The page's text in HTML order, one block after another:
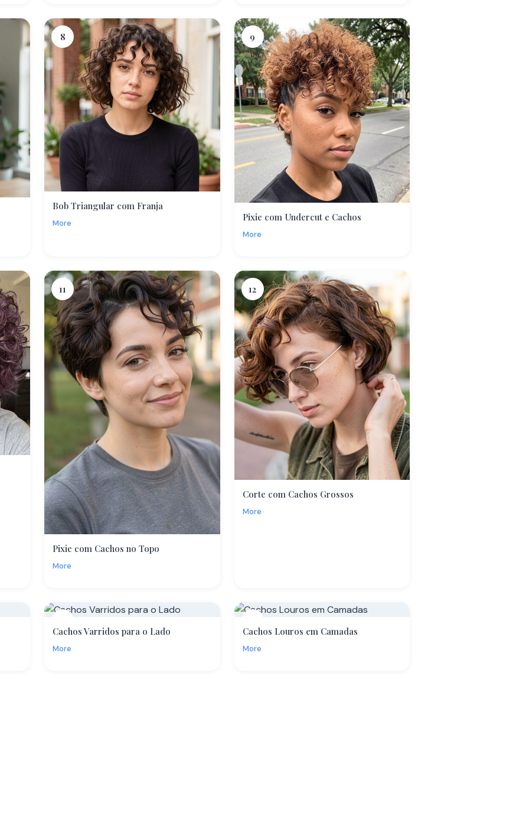
8
Bob Triangular com Franja
More
9
Pixie com Undercut e Cachos
More
11
Pixie com Cachos no Topo
More
12
Corte com Cachos Grossos
More
Cachos Varridos para o Lado
More
Cachos Louros em Camadas
More